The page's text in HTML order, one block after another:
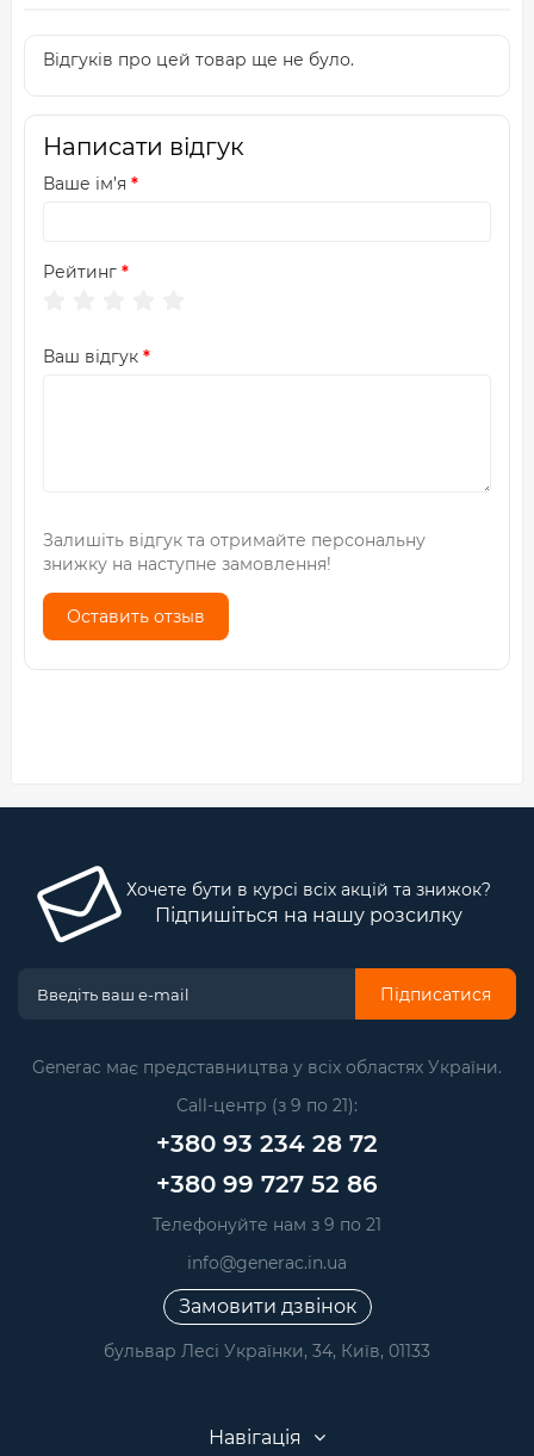
Відгуків про цей товар ще не було.
Написати відгук
Ваше ім’я
Рейтинг
Ваш відгук
Залишіть відгук та отримайте персональну
знижку на наступне замовлення!
Оставить отзыв
Хочете бути в курсі всіх акцій та знижок?
Підпишіться на нашу розсилку
Підписатися
Generac має представництва у всіх областях України.
Call-центр (з 9 по 21):
+380 93 234 28 72
+380 99 727 52 86
Телефонуйте нам з 9 по 21
info@generac.in.ua
Замовити дзвінок
бульвар Лесі Українки, 34, Київ, 01133
Навігація